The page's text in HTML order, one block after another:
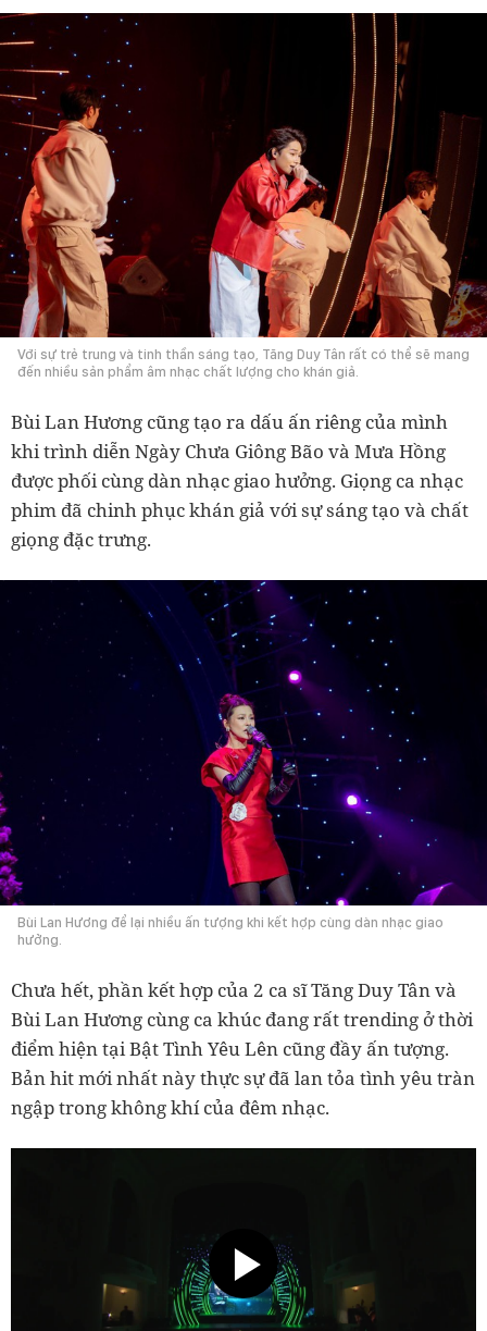
Với sự trẻ trung và tinh thần sáng tạo, Tăng Duy Tân rất có thể sẽ mang
đến nhiều sản phẩm âm nhạc chất lượng cho khán giả.
Bùi Lan Hương cũng tạo ra dấu ấn riêng của mình
khi trình diễn Ngày Chưa Giông Bão và Mưa Hồng
được phối cùng dàn nhạc giao hưởng. Giọng ca nhạc
phim đã chinh phục khán giả với sự sáng tạo và chất
giọng đặc trưng.
Bùi Lan Hương để lại nhiều ấn tượng khi kết hợp cùng dàn nhạc giao
hưởng.
Chưa hết, phần kết hợp của 2 ca sĩ Tăng Duy Tân và
Bùi Lan Hương cùng ca khúc đang rất trending ở thời
điểm hiện tại Bật Tình Yêu Lên cũng đầy ấn tượng.
Bản hit mới nhất này thực sự đã lan tỏa tình yêu tràn
ngập trong không khí của đêm nhạc.